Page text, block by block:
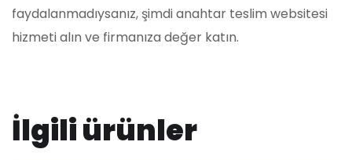
faydalanmadıysanız, şimdi anahtar teslim websitesi
hizmeti alın ve firmanıza değer katın.
İlgili ürünler